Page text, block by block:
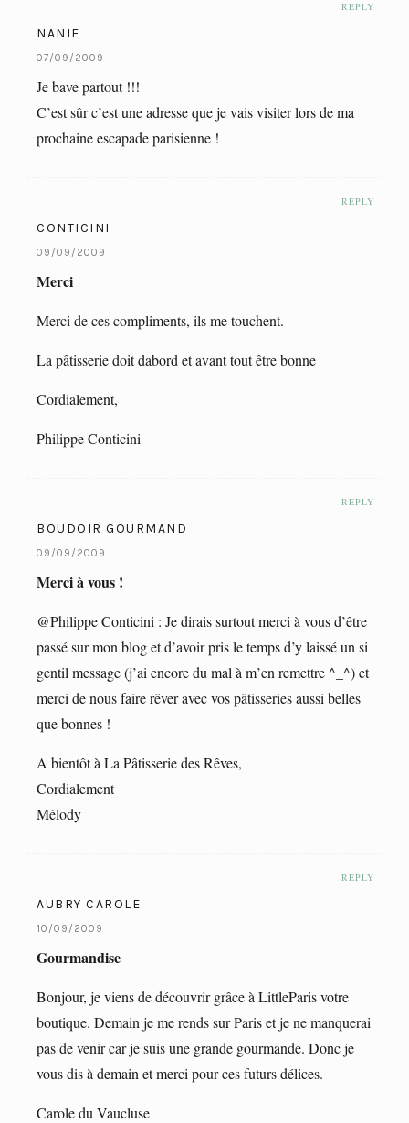
REPLY
NANIE
07/09/2009
Je bave partout !!!
C’est sûr c’est une adresse que je vais visiter lors de ma
prochaine escapade parisienne !
REPLY
CONTICINI
09/09/2009
Merci
Merci de ces compliments, ils me touchent.
La pâtisserie doit dabord et avant tout être bonne
Cordialement,
Philippe Conticini
REPLY
BOUDOIR GOURMAND
09/09/2009
Merci à vous !
@Philippe Conticini : Je dirais surtout merci à vous d’être
passé sur mon blog et d’avoir pris le temps d’y laissé un si
gentil message (j’ai encore du mal à m’en remettre ^_^) et
merci de nous faire rêver avec vos pâtisseries aussi belles
que bonnes !
A bientôt à La Pâtisserie des Rêves,
Cordialement
Mélody
REPLY
AUBRY CAROLE
10/09/2009
Gourmandise
Bonjour, je viens de découvrir grâce à LittleParis votre
boutique. Demain je me rends sur Paris et je ne manquerai
pas de venir car je suis une grande gourmande. Donc je
vous dis à demain et merci pour ces futurs délices.
Carole du Vaucluse